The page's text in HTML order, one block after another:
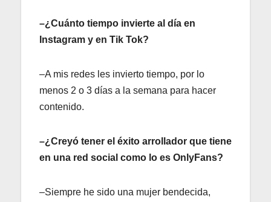
–¿Cuánto tiempo invierte al día en
Instagram y en Tik Tok?
–A mis redes les invierto tiempo, por lo
menos 2 o 3 días a la semana para hacer
contenido.
–¿Creyó tener el éxito arrollador que tiene
en una red social como lo es OnlyFans?
–Siempre he sido una mujer bendecida,